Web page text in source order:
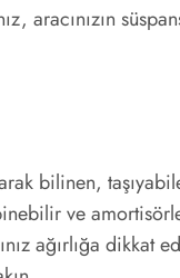
aracınızın
bilinen,
ve
ağırlığa dikkat